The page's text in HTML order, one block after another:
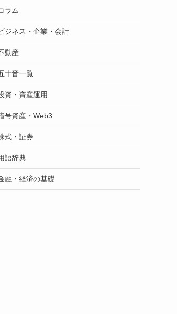
ラム
ジネス・企業・会計
動産
十音一覧
資・資産運用
号資産・Web3
式・証券
語辞典
融・経済の基礎